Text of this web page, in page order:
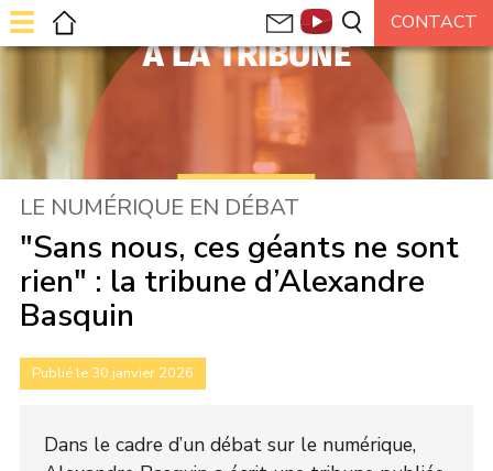
À LA TRIBUNE
LE NUMÉRIQUE EN DÉBAT
"Sans nous, ces géants ne sont
rien" : la tribune d’Alexandre
Basquin
Publié le 30 janvier 2026
Dans le cadre d’un débat sur le numérique,